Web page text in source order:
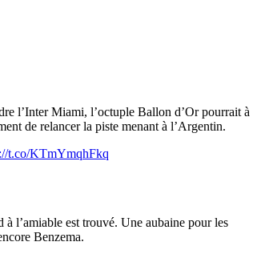
l’Inter Miami, l’octuple Ballon d’Or pourrait à
de relancer la piste menant à l’Argentin.
t.co/KTmYmqhFkq
l’amiable est trouvé. Une aubaine pour les
Benzema.